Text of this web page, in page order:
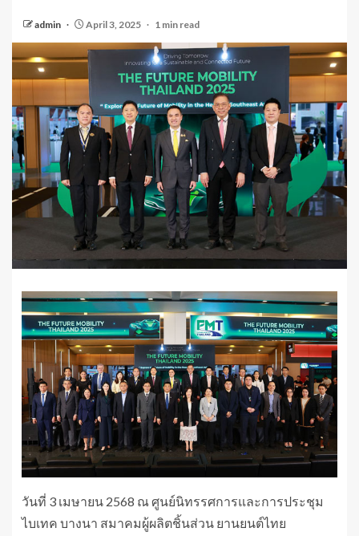
admin April 3, 2025 1 min read
วันที่ 3 เมษายน 2568 ณ ศูนย์นิทรรศการและการประชุม
ไบเทค บางนา สมาคมผู้ผลิตชิ้นส่วน ยานยนต์ไทย